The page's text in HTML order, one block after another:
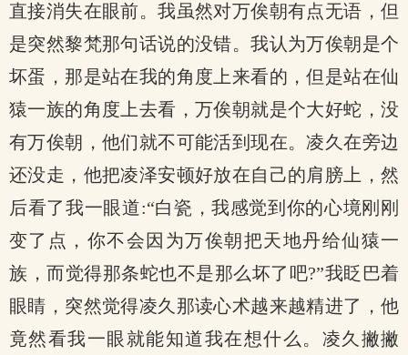
直接消失在眼前。我虽然对万俟朝有点无语，但
是突然黎梵那句话说的没错。我认为万俟朝是个
坏蛋，那是站在我的角度上来看的，但是站在仙
猿一族的角度上去看，万俟朝就是个大好蛇，没
有万俟朝，他们就不可能活到现在。凌久在旁边
还没走，他把凌泽安顿好放在自己的肩膀上，然
后看了我一眼道:“白瓷，我感觉到你的心境刚刚
变了点，你不会因为万俟朝把天地丹给仙猿一
族，而觉得那条蛇也不是那么坏了吧?”我眨巴着
眼睛，突然觉得凌久那读心术越来越精进了，他
竟然看我一眼就能知道我在想什么。凌久撇撇